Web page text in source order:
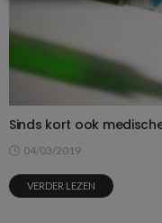
Sinds kort ook
04/03/2019
VERDER LEZEN